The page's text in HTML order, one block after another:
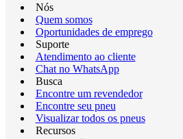
Nós
Quem somos
Oportunidades de emprego
Suporte
Atendimento ao cliente
Chat no WhatsApp
Busca
Encontre um revendedor
Encontre seu pneu
Visualizar todos os pneus
Recursos